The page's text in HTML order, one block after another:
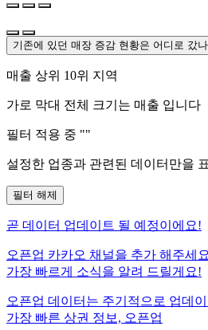
기존에 있던 매장 증감 현황은 어디로 갔
매출 상위 10위 지역
가로 막대 전체 크기는 매출 입니다
필터 적용 중 ""
설정한 업종과 관련된 데이터만을
필터 해제
곧 데이터 업데이트 될 예정이에요!
오픈업 카카오 채널을 추가 해주세
가장 빠르게 소식을 알려 드릴게요!
오픈업 데이터는 주기적으로 업데
가장 빠른 상권 정보, 오픈업